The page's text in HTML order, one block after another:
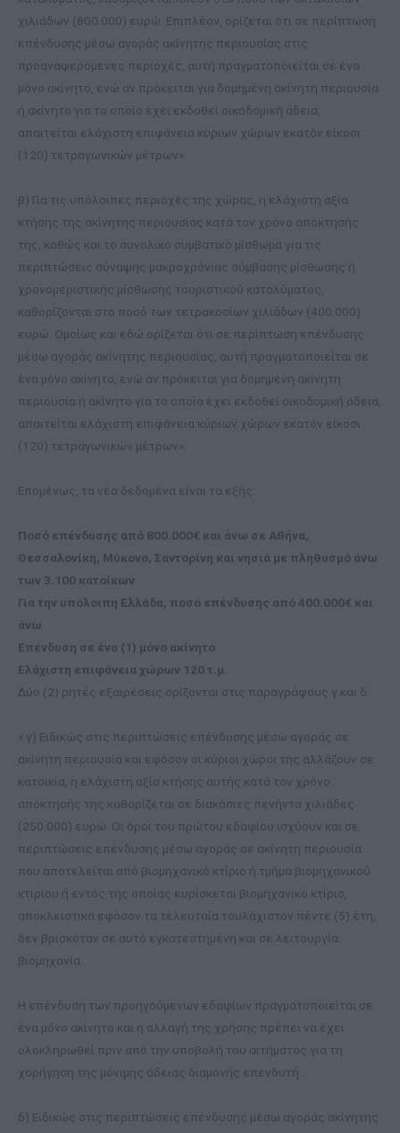
χιλιάδων (800.000) ευρώ. Επιπλέον, ορίζεται ότι σε περίπτωση
επένδυσης μέσω αγοράς ακίνητης περιουσίας στις
προαναφερόμενες περιοχές, αυτή πραγματοποιείται σε ένα
μόνο ακίνητο, ενώ αν πρόκειται για δομημένη ακίνητη περιουσία
ή ακίνητο για το οποίο έχει εκδοθεί οικοδομική άδεια,
απαιτείται ελάχιστη επιφάνεια κύριων χώρων εκατόν είκοσι
(120) τετραγωνικών μέτρων».
β) Για τις υπόλοιπες περιοχές της χώρας, η ελάχιστη αξία
κτήσης της ακίνητης περιουσίας κατά τον χρόνο απόκτησής
της, καθώς και το συνολικό συμβατικό μίσθωμα για τις
περιπτώσεις σύναψης μακροχρόνιας σύμβασης μίσθωσης ή
χρονομεριστικής μίσθωσης τουριστικού καταλύματος,
καθορίζονται στο ποσό των τετρακοσίων χιλιάδων (400.000)
ευρώ. Ομοίως και εδώ ορίζεται ότι σε περίπτωση επένδυσης
μέσω αγοράς ακίνητης περιουσίας, αυτή πραγματοποιείται σε
ένα μόνο ακίνητο, ενώ αν πρόκειται για δομημένη ακίνητη
περιουσία ή ακίνητο για το οποίο έχει εκδοθεί οικοδομική άδεια,
απαιτείται ελάχιστη επιφάνεια κύριων χώρων εκατόν είκοσι
(120) τετραγωνικών μέτρων».
Επομένως, τα νέα δεδομένα είναι τα εξής:
Ποσό επένδυσης από 800.000€ και άνω σε Αθήνα,
Θεσσαλονίκη, Μύκονο, Σαντορίνη και νησιά με πληθυσμό άνω
των 3.100 κατοίκων
Για την υπόλοιπη Ελλάδα, ποσό επένδυσης από 400.000€ και
άνω
Επένδυση σε ένα (1) μόνο ακίνητο
Ελάχιστη επιφάνεια χώρων 120 τ.μ.
Δύο (2) ρητές εξαιρέσεις ορίζονται στις παραγράφους γ και δ:
« γ) Ειδικώς στις περιπτώσεις επένδυσης μέσω αγοράς σε
ακίνητη περιουσία και εφόσον οι κύριοι χώροι της αλλάζουν σε
κατοικία, η ελάχιστη αξία κτήσης αυτής κατά τον χρόνο
απόκτησής της καθορίζεται σε διακόσιες πενήντα χιλιάδες
(250.000) ευρώ. Οι όροι του πρώτου εδαφίου ισχύουν και σε
περιπτώσεις επένδυσης μέσω αγοράς σε ακίνητη περιουσία
που αποτελείται από βιομηχανικό κτίριο ή τμήμα βιομηχανικού
κτιρίου ή εντός της οποίας ευρίσκεται βιομηχανικό κτίριο,
αποκλειστικά εφόσον τα τελευταία τουλάχιστον πέντε (5) έτη,
δεν βρισκόταν σε αυτό εγκατεστημένη και σε λειτουργία
βιομηχανία.
Η επένδυση των προηγούμενων εδαφίων πραγματοποιείται σε
ένα μόνο ακίνητο και η αλλαγή της χρήσης πρέπει να έχει
ολοκληρωθεί πριν από την υποβολή του αιτήματος για τη
χορήγηση της μόνιμης άδειας διαμονής επενδυτή…
δ) Ειδικώς στις περιπτώσεις επένδυσης μέσω αγοράς ακίνητης